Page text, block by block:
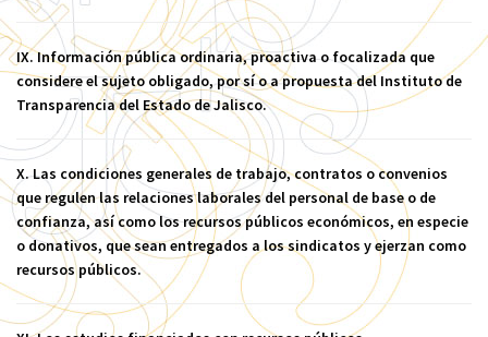
IX. Información pública ordinaria, proactiva o focalizada que
considere el sujeto obligado, por sí o a propuesta del Instituto de
Transparencia del Estado de Jalisco.
X. Las condiciones generales de trabajo, contratos o convenios
que regulen las relaciones laborales del personal de base o de
confianza, así como los recursos públicos económicos, en especie
o donativos, que sean entregados a los sindicatos y ejerzan como
recursos públicos.